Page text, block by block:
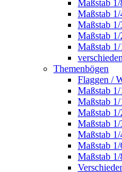
Maßstab
Maßstab
Maßstab 1/
Maßstab
Maßstab
Themenbögen
Flaggen /
Maßstab
Maßstab
Maßstab
Maßstab 1/
Maßstab
Maßstab
Maßstab